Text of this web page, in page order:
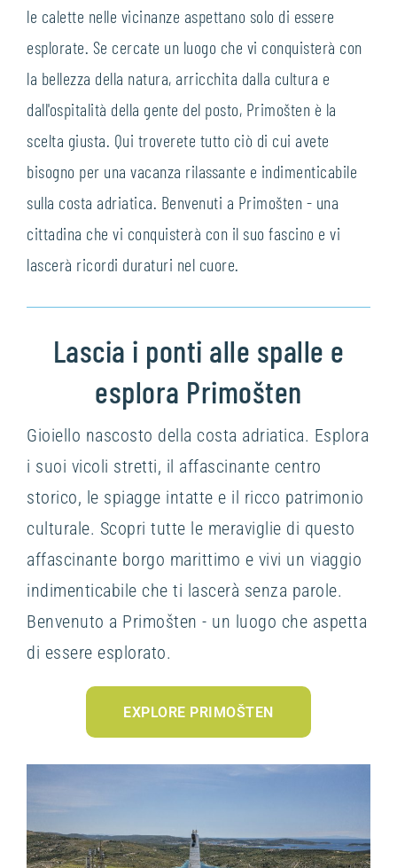
le calette nelle vicinanze aspettano solo di essere
esplorate. Se cercate un luogo che vi conquisterà con
la bellezza della natura, arricchita dalla cultura e
dall'ospitalità della gente del posto, Primošten è la
scelta giusta. Qui troverete tutto ciò di cui avete
bisogno per una vacanza rilassante e indimenticabile
sulla costa adriatica. Benvenuti a Primošten - una
cittadina che vi conquisterà con il suo fascino e vi
lascerà ricordi duraturi nel cuore.
Lascia i ponti alle spalle e
esplora Primošten
Gioiello nascosto della costa adriatica. Esplora
i suoi vicoli stretti, il affascinante centro
storico, le spiagge intatte e il ricco patrimonio
culturale. Scopri tutte le meraviglie di questo
affascinante borgo marittimo e vivi un viaggio
indimenticabile che ti lascerà senza parole.
Benvenuto a Primošten - un luogo che aspetta
di essere esplorato.
EXPLORE PRIMOŠTEN